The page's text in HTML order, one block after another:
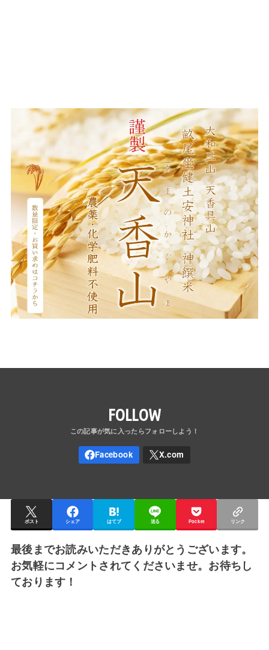
FOLLOW
ポスト シェア はてブ 送る Pocket リンク
最後までお読みいただきありがとうございます。
お気軽にコメントされてくださいませ。お待ちし
ております！